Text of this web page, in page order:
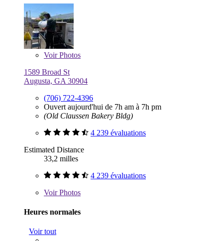
VoirPhotos
1589 Broad St
Augusta, GA 30904
(706) 722-4396
Ouvert aujourd'hui de 7h am à 7h pm
(Old Claussen Bakery Bldg)
4 239 évaluations
Estimated Distance
33,2 milles
4 239 évaluations
VoirPhotos
Heures normales
Voir tout